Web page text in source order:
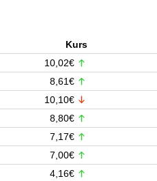
Kurs
10,02€
8,61€
10,10€
8,80€
7,17€
7,00€
4,16€